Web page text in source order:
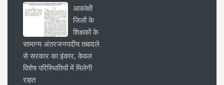
आकांक्षी
जिलों के
शिक्षकों के
सामान्य अंतरजनपदीय तबादले
से सरकार का इंकार, केवल
विशेष परिस्थितियों में मिलेगी
राहत